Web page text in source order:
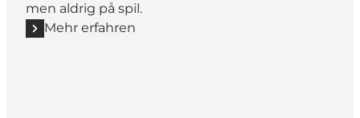
men aldrig på spil.
Mehr erfahren
Mehr erfahren "Vild med Natur – bæredygtig